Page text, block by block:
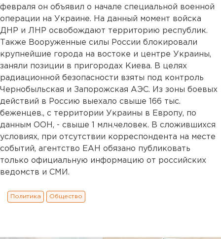
февраля он объявил о начале специальной военной
операции на Украине. На данный момент войска
ДНР и ЛНР освобождают территорию республик.
Также Вооруженные силы России блокировали
крупнейшие города на востоке и центре Украины,
заняли позиции в пригородах Киева. В целях
радиационной безопасности взяты под контроль
Чернобыльская и Запорожская АЭС. Из зоны боевых
действий в Россию выехало свыше 166 тыс.
беженцев., с территории Украины в Европу, по
данным ООН, - свыше 1 млн.человек. В сложившихся
условиях, при отсутствии корреспондента на месте
событий, агентство ЕАН обязано публиковать
только официальную информацию от российских
ведомств и СМИ.
Политика Общество